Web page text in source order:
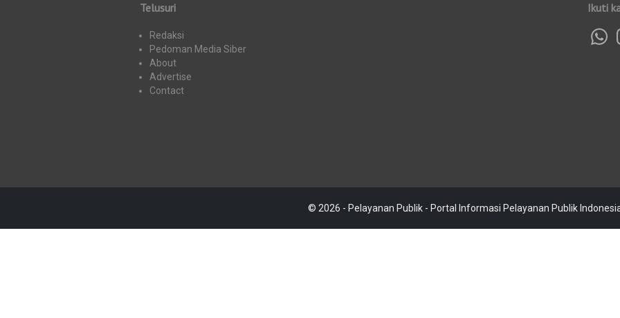
Telusuri
Redaksi
Pedoman Media Siber
About
Advertise
Contact
Ikuti
© 2026 - Pelayanan Publik - Portal Informasi Pelayanan Publik